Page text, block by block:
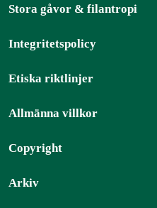
Stora gåvor & filantropi
Integritetspolicy
Etiska riktlinjer
Allmänna villkor
Copyright
Arkiv